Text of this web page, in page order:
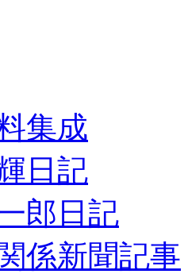
集成
日記
郎日記
係新聞記事